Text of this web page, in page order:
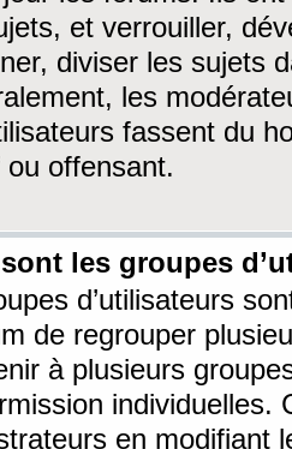
et verrouiller,
diviser les sujets
les
fassent du
ou offensant.
les groupes
d’utilisateurs
de regrouper
à plusieurs
individuelles.
en modifiant